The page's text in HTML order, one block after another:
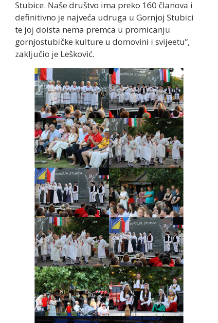
Stubice. Naše društvo ima preko 160 članova i
definitivno je najveća udruga u Gornjoj Stubici
te joj doista nema premca u promicanju
gornjostubičke kulture u domovini i svijeetu”,
zaključio je Lešković.